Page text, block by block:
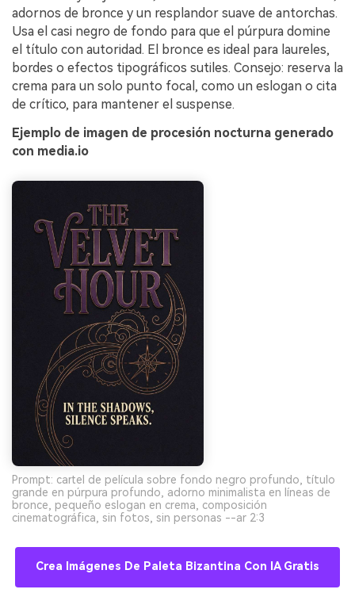
adornos de bronce y un resplandor suave de antorchas.
Usa el casi negro de fondo para que el púrpura domine
el título con autoridad. El bronce es ideal para laureles,
bordes o efectos tipográficos sutiles. Consejo: reserva la
crema para un solo punto focal, como un eslogan o cita
de crítico, para mantener el suspense.
Ejemplo de imagen de procesión nocturna generado
con media.io
Prompt: cartel de película sobre fondo negro profundo, título
grande en púrpura profundo, adorno minimalista en líneas de
bronce, pequeño eslogan en crema, composición
cinematográfica, sin fotos, sin personas --ar 2:3
Crea Imágenes De Paleta Bizantina Con IA Gratis